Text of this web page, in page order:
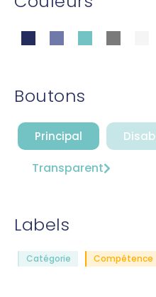
Boutons
Principal
Transparent
Labels
Catégorie Compétence